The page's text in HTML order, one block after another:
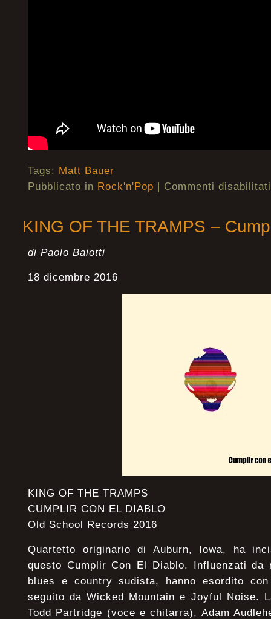
Tags: Matt Bauer
Pubblicato in Rock'n'Pop | Commenti disabilitati
KING OF THE TRAMPS –
di Paolo Baiotti
18 dicembre 2016
KING OF THE TRAMPS
CUMPLIR CON EL DIABLO
Old School Records 2016
Quartetto originario di Auburn, Iowa, ha
questo Cumplir Con El Diablo. Influenzati da
blues e country sudista, hanno esordito
seguito da Wicked Mountain e Joyful Noise.
Todd Partridge (voce e chitarra), Adam